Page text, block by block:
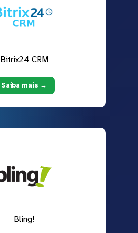
Bitrix24 CRM
Saiba mais →
Bling!